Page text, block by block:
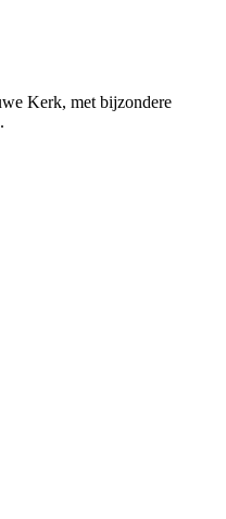
Kerk, met bijzondere